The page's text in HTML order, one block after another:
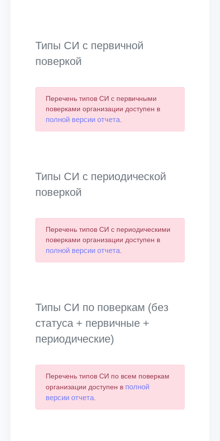
Типы СИ с первичной
поверкой
Перечень типов СИ с первичными
поверками организации доступен в
полной версии отчета.
Типы СИ с периодической
поверкой
Перечень типов СИ с периодическими
поверками организации доступен в
полной версии отчета.
Типы СИ по поверкам (без
статуса + первичные +
периодические)
Перечень типов СИ по всем поверкам
организации доступен в полной
версии отчета.